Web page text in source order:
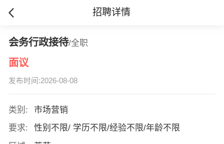
招聘详情
会务行政接待/全职
面议
发布时间:2026-08-08
类别:
市场营销
要求:
性别不限/ 学历不限/经验不限/年龄不限